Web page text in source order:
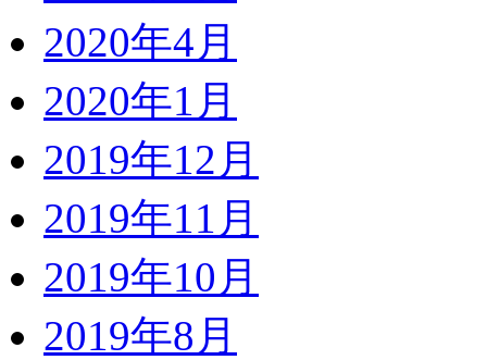
2020年4月
2020年1月
2019年12月
2019年11月
2019年10月
2019年8月